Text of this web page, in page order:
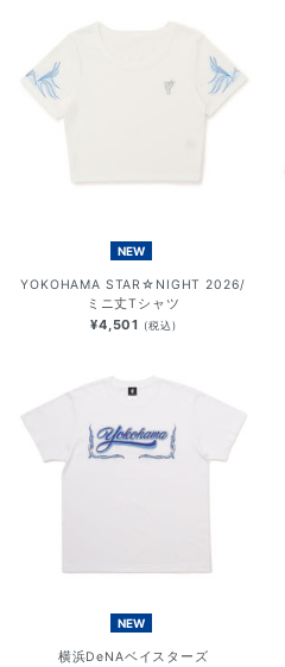
NEW
YOKOHAMA STAR☆NIGHT 2026/
ミニ丈Tシャツ
¥4,501 (税込)
NEW
横浜DeNAベイスターズ